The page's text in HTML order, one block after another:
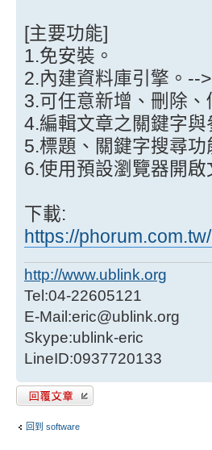
[主要功能]
1.免安裝。
2.內建資料庫引擎。--
3.可任意新增、刪除、
4.編輯文章之關鍵字與
5.標題、關鍵字搜尋功
6.使用預設瀏覽器開啟
下載:
https://
http://www.ublink.org
Tel:04-22605121
E-Mail:eric@ublink.org
Skype:ublink-eric
LineID:0937720133
發表回覆
回到 software